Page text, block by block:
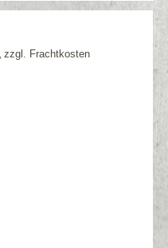
zzgl. Frachtkosten